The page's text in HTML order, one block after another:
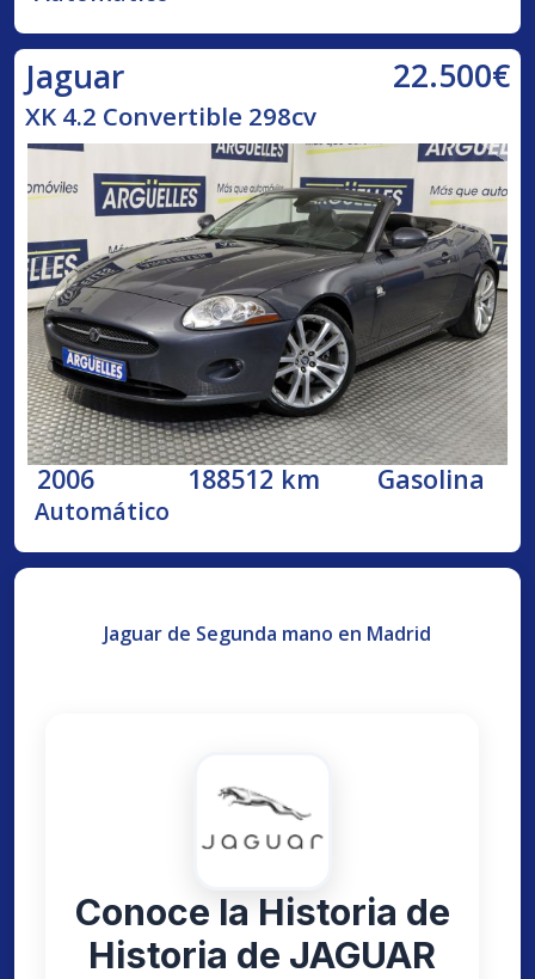
Jaguar 22.500€
XK 4.2 Convertible 298cv
2006 188512 km Gasolina
Automático
Jaguar de Segunda mano en Madrid
Conoce la Historia de
Historia de JAGUAR